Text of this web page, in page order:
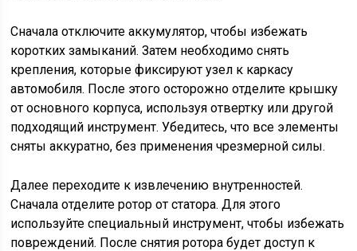
Сначала отключите аккумулятор, чтобы избежать
коротких замыканий. Затем необходимо снять
крепления, которые фиксируют узел к каркасу
автомобиля. После этого осторожно отделите крышку
от основного корпуса, используя отвертку или другой
подходящий инструмент. Убедитесь, что все элементы
сняты аккуратно, без применения чрезмерной силы.
Далее переходите к извлечению внутренностей.
Сначала отделите ротор от статора. Для этого
используйте специальный инструмент, чтобы избежать
повреждений. После снятия ротора будет доступ к